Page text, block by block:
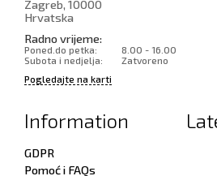
Zagreb, 10000
Hrvatska
Radno vrijeme:
Poned.do petka:
8.00 - 16.00
Subota i nedjelja:
Zatvoreno
Pogledajte na karti
Information
GDPR
Pomoć i FAQs